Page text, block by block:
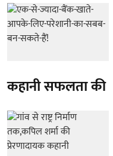
कहानी सफलता की